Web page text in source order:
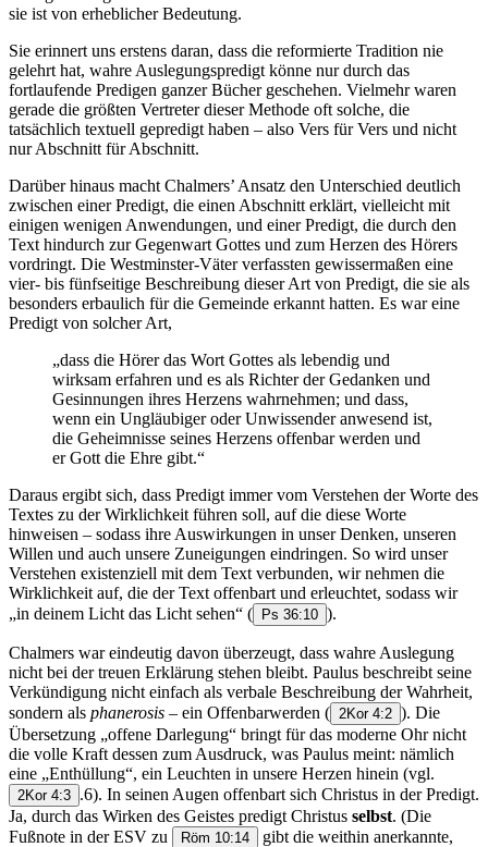
sie ist von erheblicher Bedeutung.
Sie erinnert uns erstens daran, dass die reformierte Tradition nie
gelehrt hat, wahre Auslegungspredigt könne nur durch das
fortlaufende Predigen ganzer Bücher geschehen. Vielmehr waren
gerade die größten Vertreter dieser Methode oft solche, die
tatsächlich textuell gepredigt haben – also Vers für Vers und nicht
nur Abschnitt für Abschnitt.
Darüber hinaus macht Chalmers’ Ansatz den Unterschied deutlich
zwischen einer Predigt, die einen Abschnitt erklärt, vielleicht mit
einigen wenigen Anwendungen, und einer Predigt, die durch den
Text hindurch zur Gegenwart Gottes und zum Herzen des Hörers
vordringt. Die Westminster-Väter verfassten gewissermaßen eine
vier- bis fünfseitige Beschreibung dieser Art von Predigt, die sie als
besonders erbaulich für die Gemeinde erkannt hatten. Es war eine
Predigt von solcher Art,
„dass die Hörer das Wort Gottes als lebendig und
wirksam erfahren und es als Richter der Gedanken und
Gesinnungen ihres Herzens wahrnehmen; und dass,
wenn ein Ungläubiger oder Unwissender anwesend ist,
die Geheimnisse seines Herzens offenbar werden und
er Gott die Ehre gibt.“
Daraus ergibt sich, dass Predigt immer vom Verstehen der Worte des
Textes zu der Wirklichkeit führen soll, auf die diese Worte
hinweisen – sodass ihre Auswirkungen in unser Denken, unseren
Willen und auch unsere Zuneigungen eindringen. So wird unser
Verstehen existenziell mit dem Text verbunden, wir nehmen die
Wirklichkeit auf, die der Text offenbart und erleuchtet, sodass wir
„in deinem Licht das Licht sehen“ ( Ps 36:10 ).
Chalmers war eindeutig davon überzeugt, dass wahre Auslegung
nicht bei der treuen Erklärung stehen bleibt. Paulus beschreibt seine
Verkündigung nicht einfach als verbale Beschreibung der Wahrheit,
sondern als phanerosis – ein Offenbarwerden ( 2Kor 4:2 ). Die
Übersetzung „offene Darlegung“ bringt für das moderne Ohr nicht
die volle Kraft dessen zum Ausdruck, was Paulus meint: nämlich
eine „Enthüllung“, ein Leuchten in unsere Herzen hinein (vgl.
2Kor 4:3 .6). In seinen Augen offenbart sich Christus in der Predigt.
Ja, durch das Wirken des Geistes predigt Christus selbst. (Die
Fußnote in der ESV zu
Röm 10:14
gibt die weithin anerkannte,